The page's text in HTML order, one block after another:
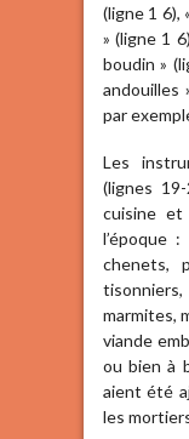
(ligne 1 6),
» (ligne 1
boudin »
andouilles
par
Les
(lignes
cuisine
l’époque
chenets,
marmites,
viande
ou bien à
aient été
les